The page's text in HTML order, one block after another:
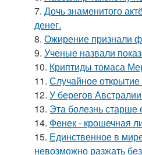
7. Дочь знаменитого
денег.
8. Ожирение признали
9. Ученые назвали
10. Криптиды томаса
11. Случайное
12. У берегов
13. Эта болезнь старше
14. Фенек - крошечная
15. Единственное в
невозможно разжать